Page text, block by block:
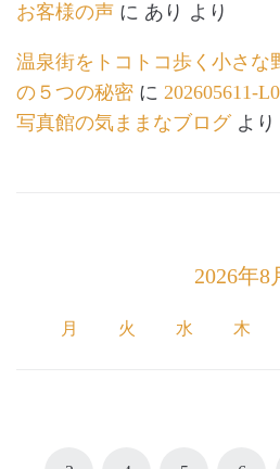
お客様の声 に あり より
温泉街をトコトコ歩く小さな
の５つの秘密 に 202605611-
写真館の気ままなブログより
2026年8
月 火 水 木